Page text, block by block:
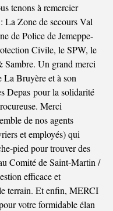
tenons à remercier
La Zone de secours Val
de Police de Jemeppe-
Civile, le SPW, le
Un grand merci
La Bruyère et à son
Depas pour la solidarité
Merci
de nos agents
et employés) qui
pied pour trouver des
Comité de Saint-Martin /
efficace et
terrain. Et enfin, MERCI
votre formidable élan